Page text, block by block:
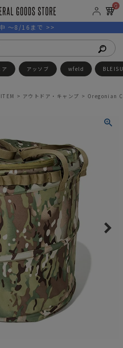
0
～8/16まで >>
アッソブ wfeld
ITEM アウトドア・キャンプ Oregonian